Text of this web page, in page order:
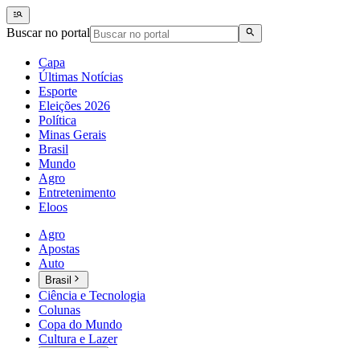
Buscar no portal
Capa
Últimas Notícias
Esporte
Eleições 2026
Política
Minas Gerais
Brasil
Mundo
Agro
Entretenimento
Eloos
Agro
Apostas
Auto
Brasil
Ciência e Tecnologia
Colunas
Copa do Mundo
Cultura e Lazer